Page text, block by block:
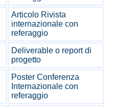
Articolo Rivista
internazionale con
referaggio
Deliverable o report di
progetto
Poster Conferenza
Internazionale con
referaggio